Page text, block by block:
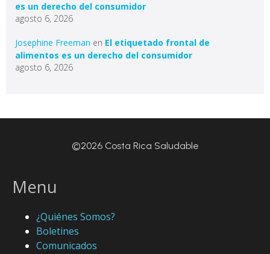
es un derecho del consumidor
agosto 6, 2026
Josephine Freeman en El etiquetado frontal de
alimentos es un derecho del consumidor
agosto 6, 2026
©2026 Costa Rica Saludable
Menu
¿Quiénes Somos?
Boletines
Comunicados